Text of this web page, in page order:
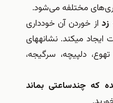
مختلفه می‌شود.
از خوردن آن خودداری
كنید چون مسمومیت ایجاد می‎كند. نشانه‎های
مسمومیت: سردرد، تهوع، دل‎پیچه، سرگیجه،